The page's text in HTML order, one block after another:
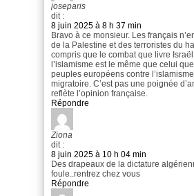
joseparis
dit :
8 juin 2025 à 8 h 37 min
Bravo à ce monsieur. Les français
de la Palestine et des terroristes du
compris que le combat que livre
l’islamisme est le même que celui
peuples européens contre
migratoire. C’est pas une poignée
reflète l’opinion française.
Répondre
Ziona
dit :
8 juin 2025 à 10 h 04 min
Des drapeaux de la dictature
foule..rentrez chez vous
Répondre